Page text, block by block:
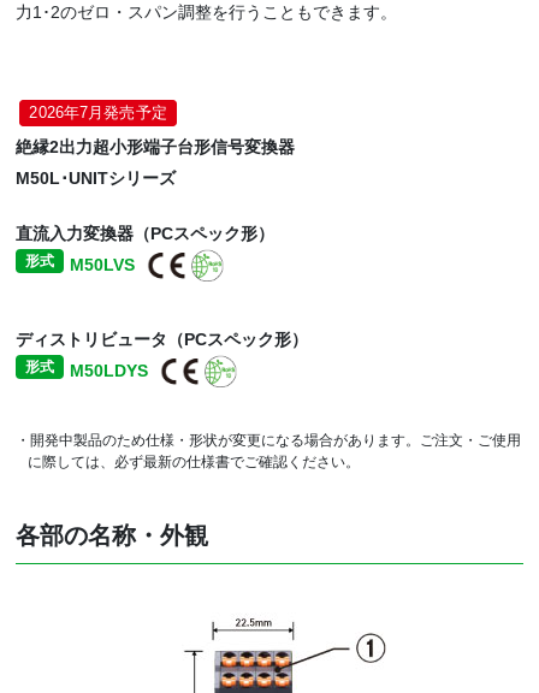
力1･2のゼロ・スパン調整を行うこともできます。
2026年7月発売予定
絶縁2出力超小形端子台形信号変換器
M50L･UNITシリーズ
直流入力変換器（PCスペック形）
形式 M50LVS
ディストリビュータ（PCスペック形）
形式 M50LDYS
・開発中製品のため仕様・形状が変更になる場合があります。ご注文・ご使用
に際しては、必ず最新の仕様書でご確認ください。
各部の名称・外観